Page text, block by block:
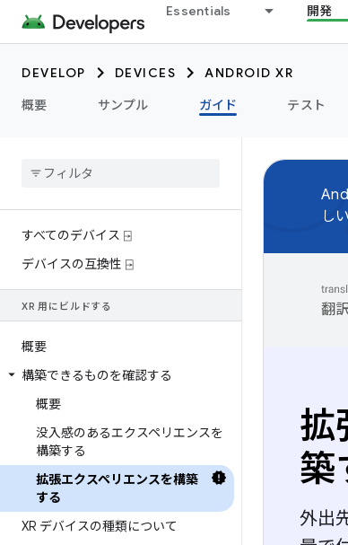
Essentials 開発
DEVELOP DEVICES
ANDROID XR
概要
サンプル ガイド テスト
すべてのデバイス ⍈
デバイスの互換性 ⍈
XR 用にビルドする
概要
構築できるものを確認する
概要
没入感のあるエクスペリエンスを
構築する
拡張エクスペリエンスを構築
する
XR デバイスの種類について
し
翻
拡
築
外出